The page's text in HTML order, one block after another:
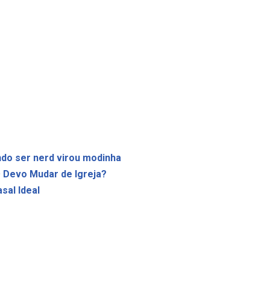
ser nerd virou modinha
Mudar de Igreja?
Ideal